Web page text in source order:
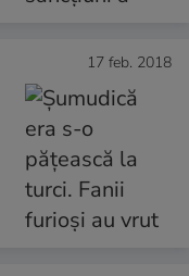
17 feb. 2018